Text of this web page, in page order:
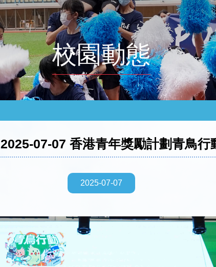
校園動態
2025-07-07 香港青年獎勵計劃青鳥行
2025-07-07